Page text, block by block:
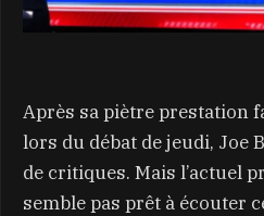
Après sa piètre prestation
lors du débat de jeudi, Joe
de critiques. Mais l’actuel
semble pas prêt à écouter